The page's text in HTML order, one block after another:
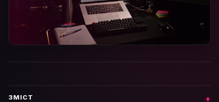
ЗМІСТ